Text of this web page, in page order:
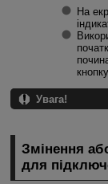
На
Увага!
Змінення
для